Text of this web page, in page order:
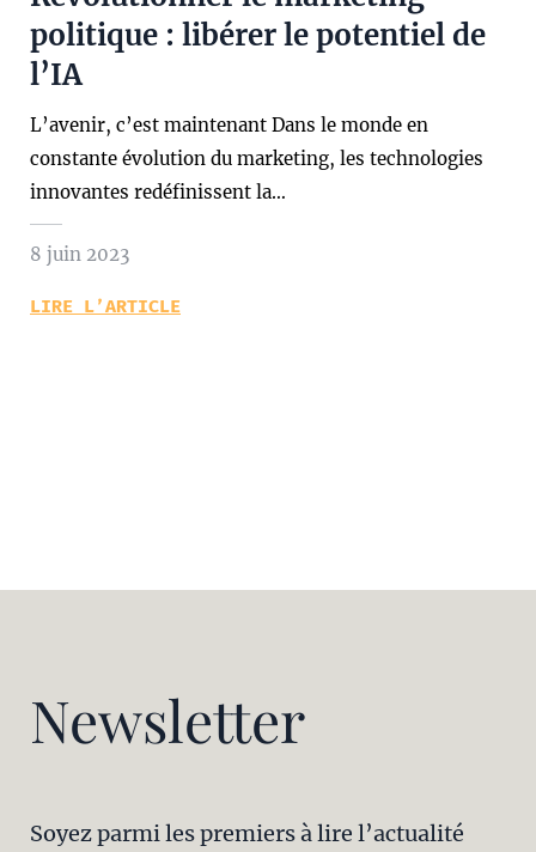
politique : libérer le potentiel de
l’IA
L’avenir, c’est maintenant Dans le monde en
constante évolution du marketing, les technologies
innovantes redéfinissent la…
8 juin 2023
LIRE L’ARTICLE
Newsletter
Soyez parmi les premiers à lire l’actualité